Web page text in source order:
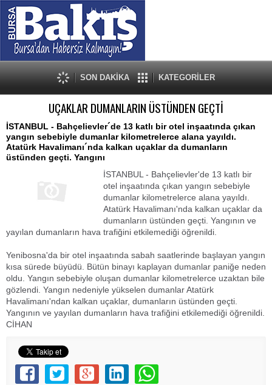
SON DAKİKA KATEGORİLER
UÇAKLAR DUMANLARIN ÜSTÜNDEN GEÇTİ
İSTANBUL - Bahçelievler´de 13 katlı bir otel inşaatında çıkan
yangın sebebiyle dumanlar kilometrelerce alana yayıldı.
Atatürk Havalimanı´nda kalkan uçaklar da dumanların
üstünden geçti. Yangını
İSTANBUL - Bahçelievler'de 13 katlı bir
otel inşaatında çıkan yangın sebebiyle
dumanlar kilometrelerce alana yayıldı.
Atatürk Havalimanı'nda kalkan uçaklar da
dumanların üstünden geçti. Yangının ve
yayılan dumanların hava trafiğini etkilemediği öğrenildi.
Yenibosna'da bir otel inşaatında sabah saatlerinde başlayan yangın
kısa sürede büyüdü. Bütün binayı kaplayan dumanlar paniğe neden
oldu. Yangın sebebiyle oluşan dumanlar kilometrelerce uzaktan bile
gözlendi. Yangın nedeniyle yükselen dumanlar Atatürk
Havalimanı'ndan kalkan uçaklar, dumanların üstünden geçti.
Yangının ve yayılan dumanların hava trafiğini etkilemediği öğrenildi.
CİHAN